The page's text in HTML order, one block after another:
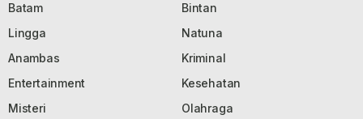
Batam
Bintan
Lingga
Natuna
Anambas
Kriminal
Entertainment
Kesehatan
Misteri
Olahraga